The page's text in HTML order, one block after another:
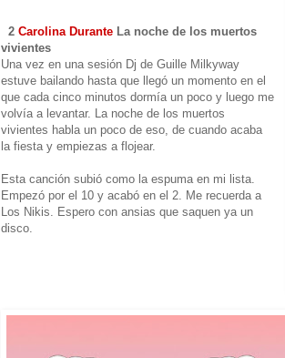
2 Carolina Durante La noche de los muertos
vivientes
Una vez en una sesión Dj de Guille Milkyway
estuve bailando hasta que llegó un momento en el
que cada cinco minutos dormía un poco y luego me
volvía a levantar. La noche de los muertos
vivientes habla un poco de eso, de cuando acaba
la fiesta y empiezas a flojear.
Esta canción subió como la espuma en mi lista.
Empezó por el 10 y acabó en el 2. Me recuerda a
Los Nikis. Espero con ansias que saquen ya un
disco.